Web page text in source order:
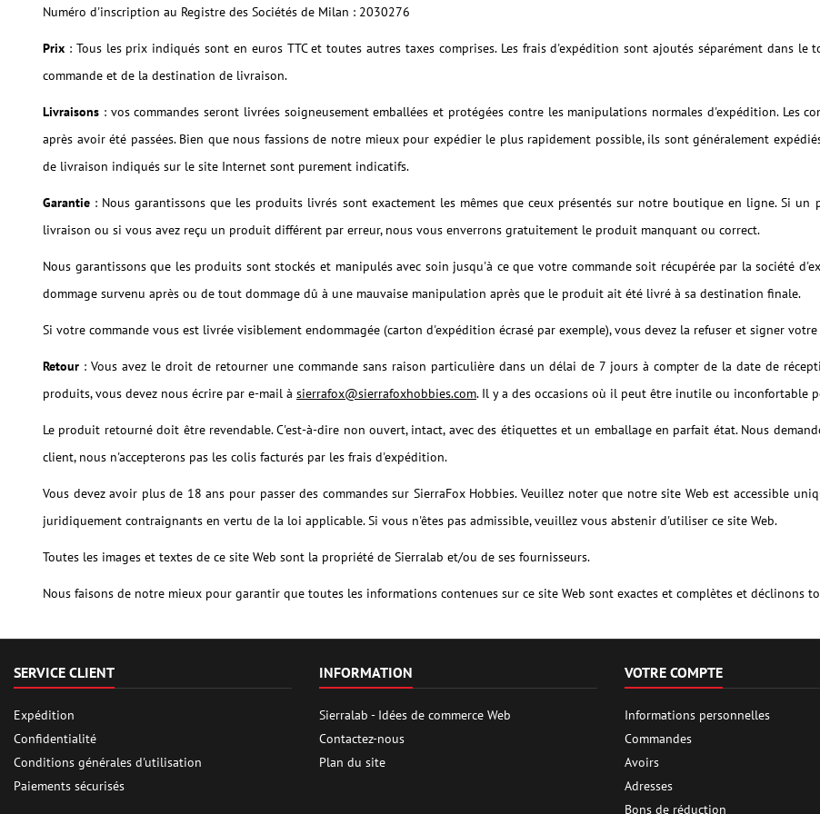
Numéro d'inscription au Registre des Sociétés de Milan : 2030276
Prix : Tous les prix indiqués sont en euros TTC et toutes autres taxes comprises. Les frais d'expédition sont ajoutés séparément dans
commande et de la destination de livraison.
Livraisons : vos commandes seront livrées soigneusement emballées et protégées contre les manipulations normales d'expédition. Les
après avoir été passées. Bien que nous fassions de notre mieux pour expédier le plus rapidement possible, ils sont généralement
de livraison indiqués sur le site Internet sont purement indicatifs.
Garantie : Nous garantissons que les produits livrés sont exactement les mêmes que ceux présentés sur notre boutique en ligne. Si
livraison ou si vous avez reçu un produit différent par erreur, nous vous enverrons gratuitement le produit manquant ou correct.
Nous garantissons que les produits sont stockés et manipulés avec soin jusqu'à ce que votre commande soit récupérée par la société
dommage survenu après ou de tout dommage dû à une mauvaise manipulation après que le produit ait été livré à sa destination finale.
Si votre commande vous est livrée visiblement endommagée (carton d'expédition écrasé par exemple), vous devez la refuser et signer
Retour : Vous avez le droit de retourner une commande sans raison particulière dans un délai de 7 jours à compter de la date de
produits, vous devez nous écrire par e-mail à sierrafox@sierrafoxhobbies.com. Il y a des occasions où il peut être inutile ou inconfortable
Le produit retourné doit être revendable. C'est-à-dire non ouvert, intact, avec des étiquettes et un emballage en parfait état. Nous
client, nous n'accepterons pas les colis facturés par les frais d'expédition.
Vous devez avoir plus de 18 ans pour passer des commandes sur SierraFox Hobbies. Veuillez noter que notre site Web est accessible
juridiquement contraignants en vertu de la loi applicable. Si vous n'êtes pas admissible, veuillez vous abstenir d'utiliser ce site Web.
Toutes les images et textes de ce site Web sont la propriété de Sierralab et/ou de ses fournisseurs.
Nous faisons de notre mieux pour garantir que toutes les informations contenues sur ce site Web sont exactes et complètes et déclinons
SERVICE CLIENT
Expédition
Confidentialité
Conditions générales d'utilisation
Paiements sécurisés
INFORMATION
Sierralab - Idées de commerce Web
Contactez-nous
Plan du site
VOTRE COMPTE
Informations personnelles
Commandes
Avoirs
Adresses
Bons de réduction